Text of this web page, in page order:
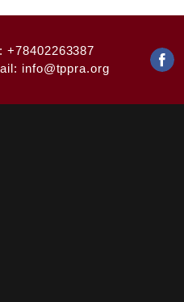
+78402263387
info@tppra.org